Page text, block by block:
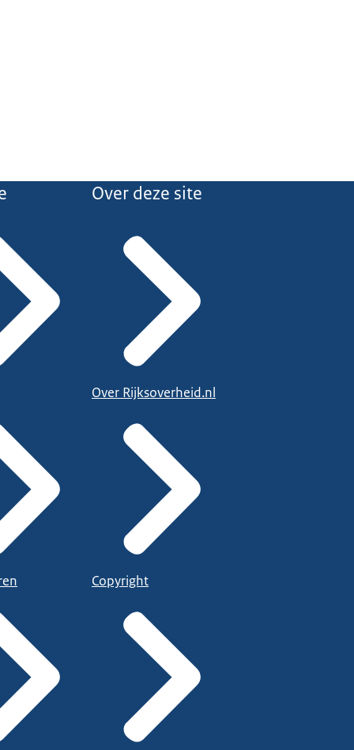
Over deze site
Over Rijksoverheid.nl
Copyright